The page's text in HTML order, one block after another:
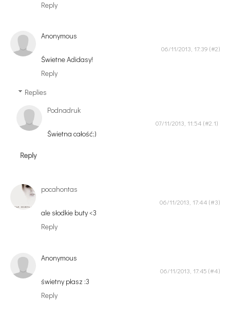
Reply
Anonymous
06/11/2013, 17:39
Świetne Adidasy!
Reply
Replies
Podnadruk
07/11/2013, 11:54
Świetna całość;)
Reply
pocahontas
06/11/2013, 17:44
ale słodkie buty <3
Reply
Anonymous
06/11/2013, 17:45
świetny płasz :3
Reply